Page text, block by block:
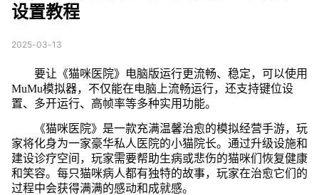
设置教程
2025-03-13
要让《猫咪医院》电脑版运行更流畅、稳定，可以使用
MuMu模拟器，不仅能在电脑上流畅运行，还支持键位设
置、多开运行、高帧率等多种实用功能。
《猫咪医院》是一款充满温馨治愈的模拟经营手游，玩
家将化身为一家豪华私人医院的小猫院长。通过升级设施和
建设诊疗空间，玩家需要帮助生病或悲伤的猫咪们恢复健康
和笑容。每只猫咪病人都有独特的故事，玩家在治愈它们的
过程中会获得满满的感动和成就感。